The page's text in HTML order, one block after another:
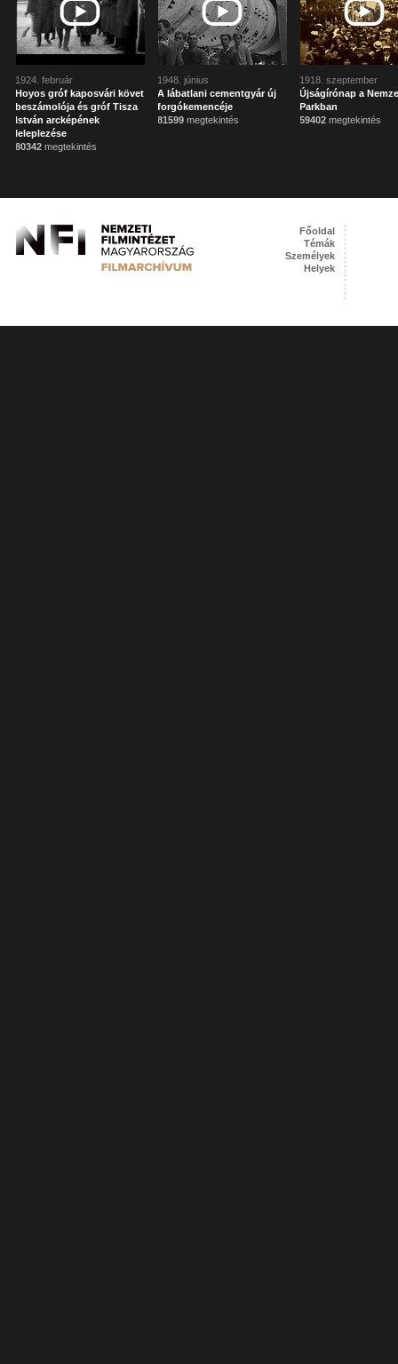
1924. február
Hoyos gróf kaposvári követ
beszámolója és gróf Tisza
István arcképének
leleplezése
80342 megtekintés
1948. június
A lábatlani cementgyár új
forgókemencéje
81599 megtekintés
1918. szeptember
Újságírónap a
Parkban
59402 megtekintés
Főoldal
Témák
Személyek
Helyek